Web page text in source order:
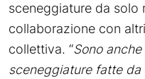
sceneggiature da solo
collaborazione con
collettiva. “Sono
sceneggiature fatte da